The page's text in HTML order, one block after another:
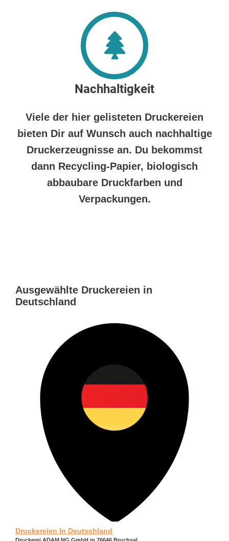
Nachhaltigkeit
Viele der hier gelisteten Druckereien
bieten Dir auf Wunsch auch nachhaltige
Druckerzeugnisse an. Du bekommst
dann Recycling-Papier, biologisch
abbaubare Druckfarben und
Verpackungen.
Ausgewählte Druckereien in
Deutschland
Druckereien In Deutschland